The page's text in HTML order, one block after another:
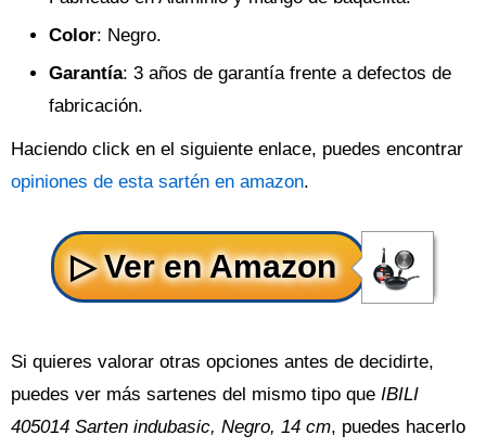
Color: Negro.
Garantía: 3 años de garantía frente a defectos de
fabricación.
Haciendo click en el siguiente enlace, puedes encontrar
opiniones de esta sartén en amazon.
Si quieres valorar otras opciones antes de decidirte,
puedes ver más sartenes del mismo tipo que IBILI
405014 Sarten indubasic, Negro, 14 cm, puedes hacerlo